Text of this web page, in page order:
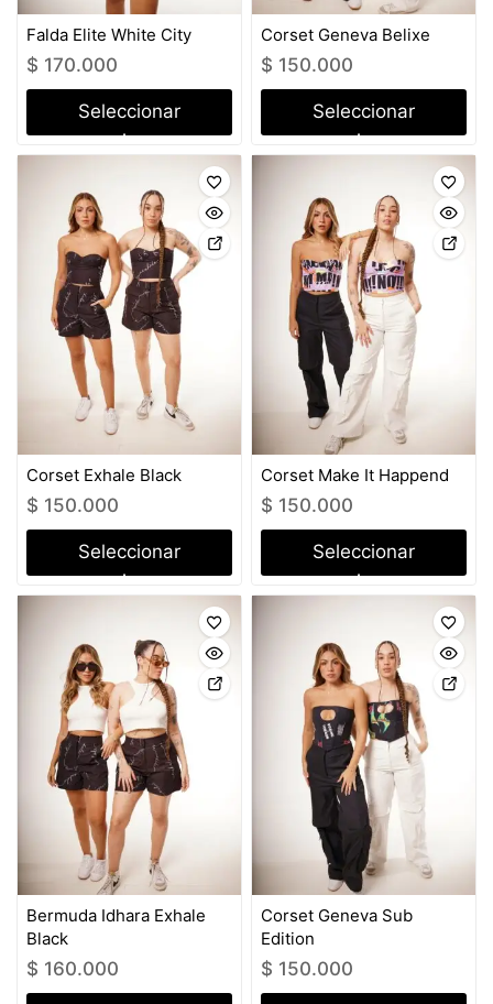
Falda Elite White City
$ 170.000
Seleccionar
opciones
Corset Geneva Belixe
$ 150.000
Seleccionar
opciones
Corset Exhale Black
$ 150.000
Seleccionar
opciones
Corset Make It Happend
$ 150.000
Seleccionar
opciones
Bermuda Idhara Exhale
Black
$ 160.000
Corset Geneva Sub
Edition
$ 150.000